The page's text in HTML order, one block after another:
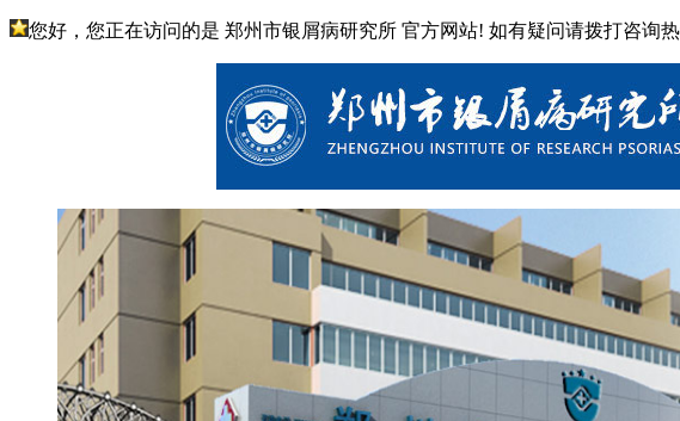
您好，您正在访问的是 郑州市银屑病研究所 官方网站! 如有疑问请拨打咨询热